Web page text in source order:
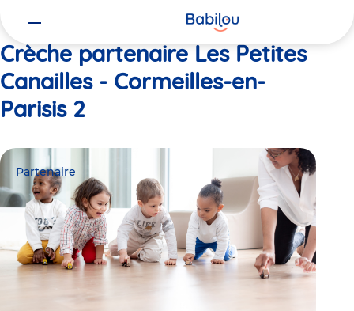
Crèche partenaire Les Petites
Canailles - Cormeilles-en-
Parisis 2
Partenaire